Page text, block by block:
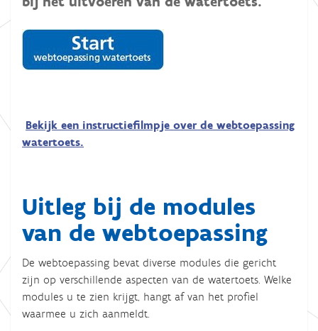
Bekijk een instructiefilmpje over de webtoepassing
watertoets.
Uitleg bij de modules
van de webtoepassing
De webtoepassing bevat diverse modules die gericht
zijn op verschillende aspecten van de watertoets. Welke
modules u te zien krijgt, hangt af van het profiel
waarmee u zich aanmeldt.